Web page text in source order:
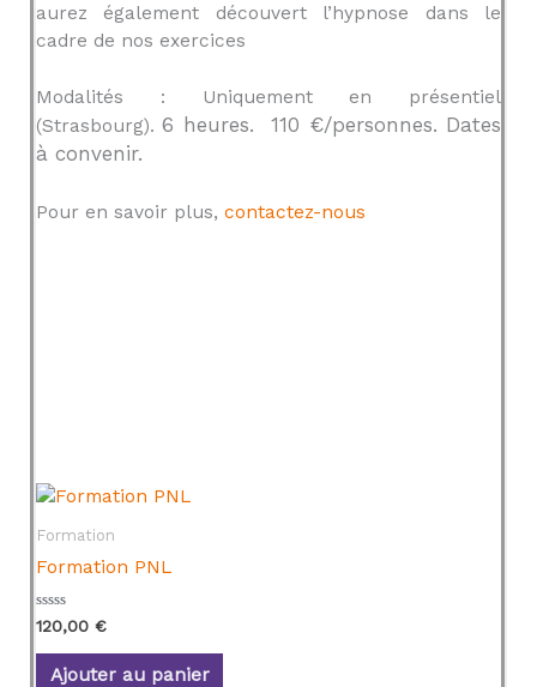
aurez également découvert l’hypnose dans le
cadre de nos exercices
Modalités : Uniquement en présentiel
(Strasbourg).6 heures. 110 €/personnes. Dates
à convenir.
Pour en savoir plus, contactez-nous
Formation
Formation PNL
N
o
t
120,00 €
Ajouter au panier